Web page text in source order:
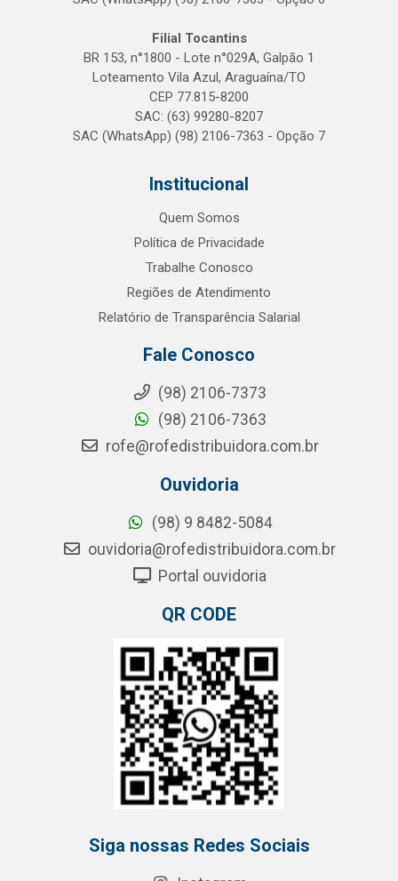
Filial Tocantins
BR 153, n°1800 - Lote n°029A, Galpão 1
Loteamento Vila Azul, Araguaína/TO
CEP 77.815-8200
SAC: (63) 99280-8207
SAC (WhatsApp) (98) 2106-7363 - Opção 7
Institucional
Quem Somos
Política de Privacidade
Trabalhe Conosco
Regiões de Atendimento
Relatório de Transparência Salarial
Fale Conosco
(98) 2106-7373
(98) 2106-7363
rofe@rofedistribuidora.com.br
Ouvidoria
(98) 9 8482-5084
ouvidoria@rofedistribuidora.com.br
Portal ouvidoria
QR CODE
Siga nossas Redes Sociais